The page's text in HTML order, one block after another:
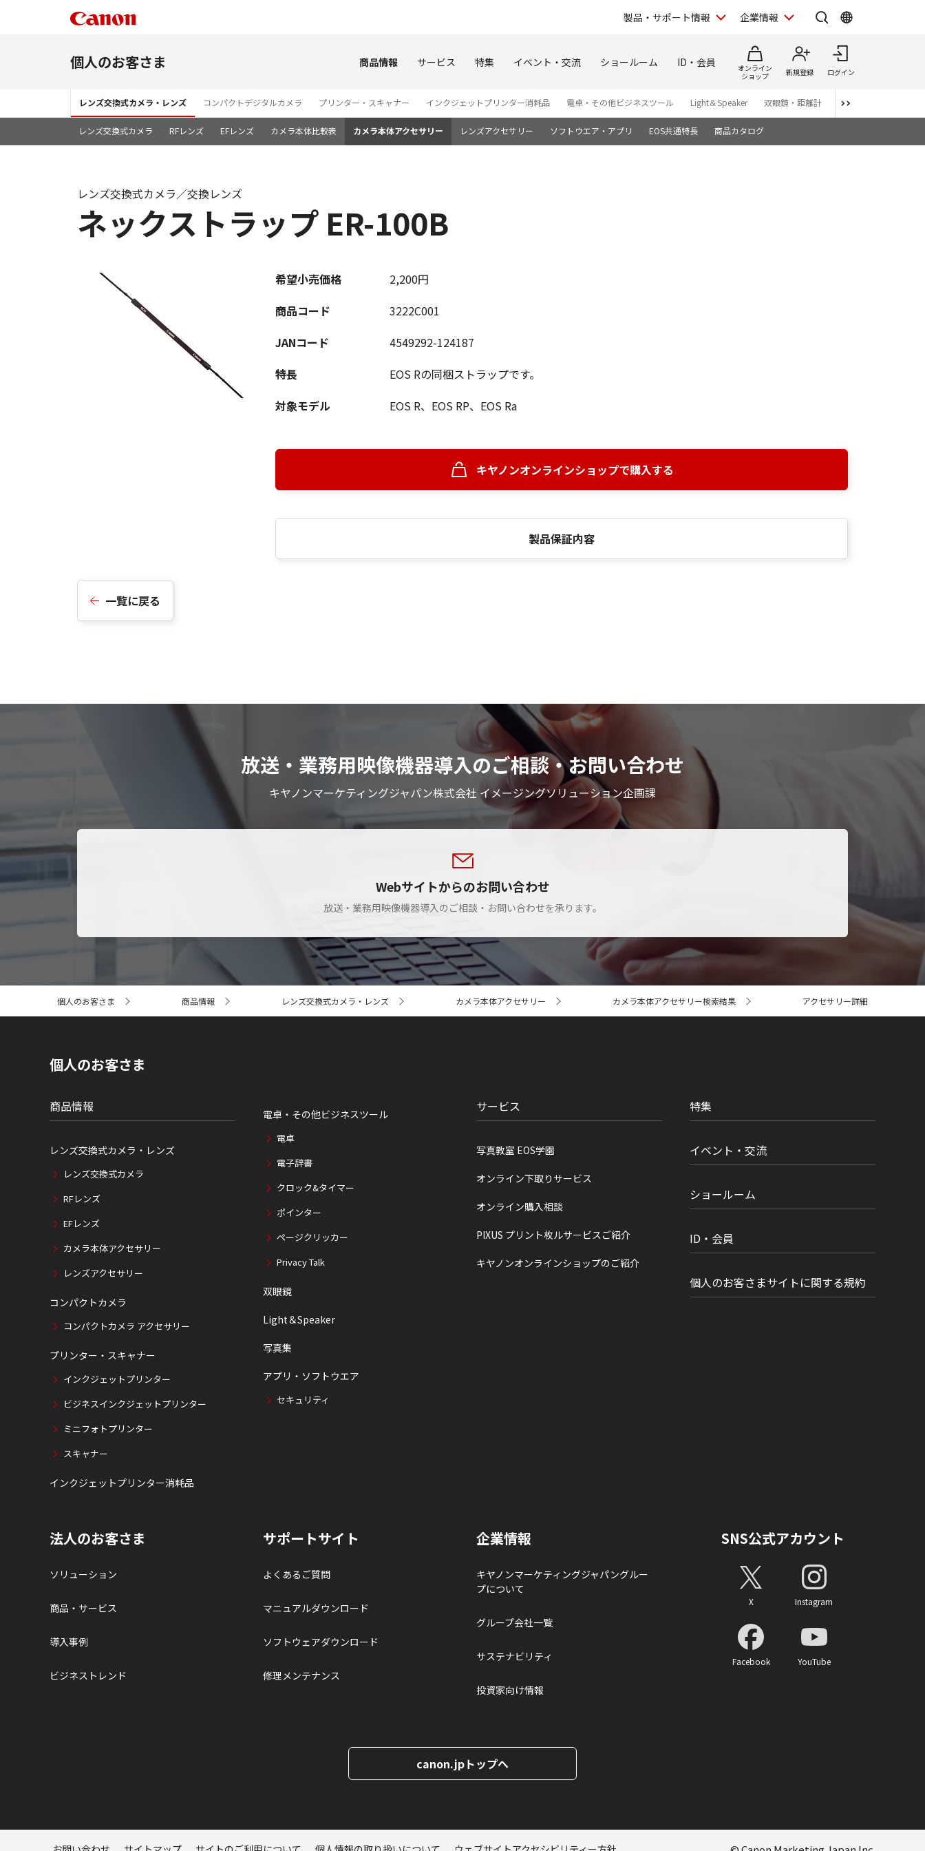
製品・サポート情報 企業情報
個人のお客さま 商品情報 サービス 特集 イベント・交流 ショールーム ID・会員
オンライン
ショップ
新規登録 ログイン
レンズ交換式カメラ・レンズ コンパクトデジタルカメラ プリンター・スキャナー インクジェットプリンター消耗品 電卓・その他ビジネスツール Light＆Speaker 双眼鏡・距離計 写真集
レンズ交換式カメラ RFレンズ EFレンズ カメラ本体比較表 カメラ本体アクセサリー レンズアクセサリー ソフトウエア・アプリ EOS共通特長 商品カタログ
ネックストラップ ER-100B
レンズ交換式カメラ／交換レンズ
希望小売価格
2,200円
商品コード
3222C001
JANコード
4549292-124187
特長
EOS Rの同梱ストラップです。
対象モデル
EOS R、EOS RP、EOS Ra
キヤノンオンラインショップで購入する
製品保証内容
一覧に戻る
放送・業務用映像機器導入のご相談・お問い合わせ
キヤノンマーケティングジャパン株式会社 イメージングソリューション企画課
Webサイトからのお問い合わせ
放送・業務用映像機器導入のご相談・お問い合わせを承ります。
ト
個人のお客さま 商品情報 レンズ交換式カメラ・レンズ カメラ本体アクセサリー カメラ本体アクセサリー検索結果 アクセサリー詳細
個人のお客さま
商品情報
レンズ交換式カメラ・レンズ
レンズ交換式カメラ
RFレンズ
EFレンズ
カメラ本体アクセサリー
レンズアクセサリー
コンパクトカメラ
コンパクトカメラ アクセサリー
プリンター・スキャナー
インクジェットプリンター
ビジネスインクジェットプリンター
ミニフォトプリンター
スキャナー
インクジェットプリンター消耗品
電卓・その他ビジネスツール
電卓
電子辞書
クロック&タイマー
ポインター
ページクリッカー
Privacy Talk
双眼鏡
Light＆Speaker
写真集
アプリ・ソフトウエア
セキュリティ
サービス
写真教室 EOS学園
オンライン下取りサービス
オンライン購入相談
PIXUS プリント枚ルサービスご紹介
キヤノンオンラインショップのご紹介
特集
イベント・交流
ショールーム
ID・会員
個人のお客さまサイトに関する規約
法人のお客さま
ソリューション
商品・サービス
導入事例
ビジネストレンド
サポートサイト
よくあるご質問
マニュアルダウンロード
ソフトウェアダウンロード
修理メンテナンス
企業情報
キヤノンマーケティングジャパングルー
プについて
グループ会社一覧
サステナビリティ
投資家向け情報
SNS公式アカウント
X Instagram
Facebook YouTube
canon.jpトップへ